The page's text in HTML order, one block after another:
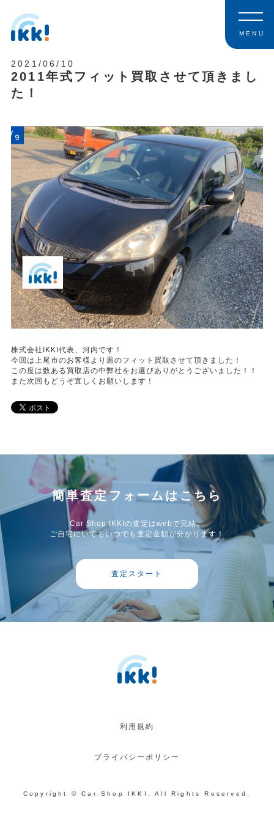
MENU
2021/06/10
2011年式フィット買取させて頂きまし
た！
株式会社IKKI代表、河内です！
今回は上尾市のお客様より黒のフィット買取させて頂きました！
この度は数ある買取店の中弊社をお選びありがとうございました！！
また次回もどうぞ宜しくお願いします！
簡単査定フォームはこちら
Car Shop IKKIの査定はwebで完結。
ご自宅にいてもいつでも査定金額が分かります！
査定スタート
利用規約
プライバシーポリシー
Copyright © Car Shop IKKI. All Rights Reserved.